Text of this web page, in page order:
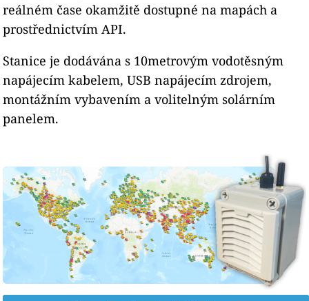
reálném čase okamžitě dostupné na mapách a
prostřednictvím API.
Stanice je dodávána s 10metrovým vodotěsným
napájecím kabelem, USB napájecím zdrojem,
montážním vybavením a volitelným solárním
panelem.